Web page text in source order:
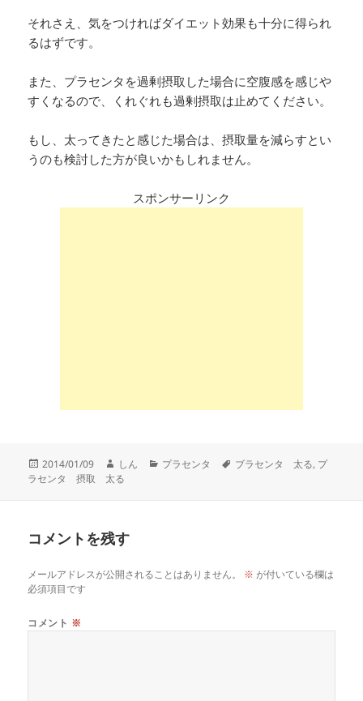
それさえ、気をつければダイエット効果も十分に得られ
るはずです。
また、プラセンタを過剰摂取した場合に空腹感を感じや
すくなるので、くれぐれも過剰摂取は止めてください。
もし、太ってきたと感じた場合は、摂取量を減らすとい
うのも検討した方が良いかもしれません。
スポンサーリンク
投
稿
2014/01/09
作
成
しん
カ
プラセンタ
タ
ブラセンタ 太る, プ
ラセンタ 摂取 太る
コメントを残す
メールアドレスが公開されることはありません。 ※ が付いている欄は
必須項目です
コメント ※